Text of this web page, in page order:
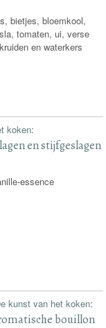
bietjes, bloemkool,
tomaten, ui, verse
en waterkers
koken:
en stijfgeslagen
essence
kunst van het koken:
bouillon